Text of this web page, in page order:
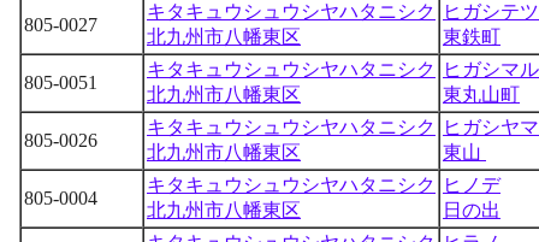
805-0027
キタキュウシュウシヤハタニシク
北九州市八幡東区
ヒガシテ
東鉄町
805-0051
キタキュウシュウシヤハタニシク
北九州市八幡東区
ヒガシマ
東丸山町
805-0026
キタキュウシュウシヤハタニシク
北九州市八幡東区
ヒガシヤマ
東山
805-0004
キタキュウシュウシヤハタニシク
北九州市八幡東区
ヒノデ
日の出